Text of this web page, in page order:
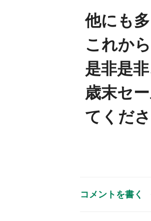
他にも
これか
是非是
歳末セ
てくだ
コメントを書く